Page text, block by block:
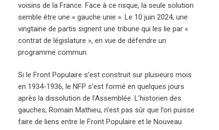
voisins de la France. Face à ce risque, la seule solution
semble être une « gauche unie ». Le 10 juin 2024, une
vingtaine de partis signent une tribune qui les lie par «
contrat de législature », en vue de défendre un
programme commun.
Si le Front Populaire s’est construit sur plusieurs mois
en 1934-1936, le NFP s’est formé en quelques jours
après la dissolution de l’Assemblée. L’historien des
gauches, Romain Mathieu, n’est pas sûr que l’on puisse
faire de liens entre le Front Populaire et le Nouveau